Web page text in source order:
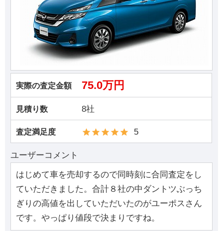
実際の査定金額 75.0万円
見積り数 8社
査定満足度 5
ユーザーコメント
はじめて車を売却するので同時刻に合同査定をし
ていただきました。合計８社の中ダントツぶっち
ぎりの高値を出していただいたのがユーポスさん
です。やっぱり値段で決まりですね。